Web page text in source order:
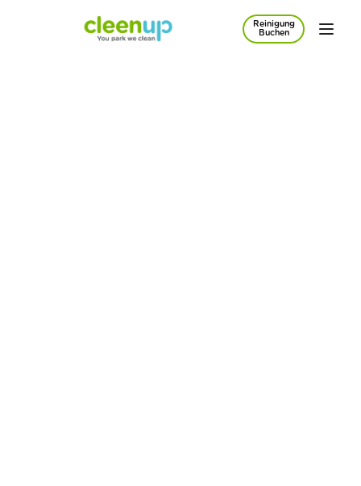
Zum Hauptinhalt springen
Reinigung
Buchen